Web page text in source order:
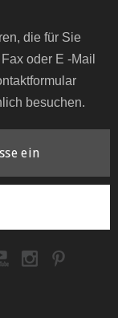
die für Sie
oder E -Mail
besuchen.